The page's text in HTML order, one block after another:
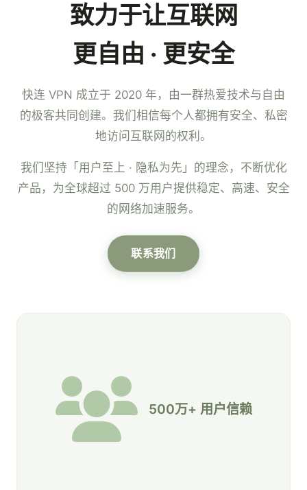
致力于让互联网
更自由 · 更安全
快连 VPN 成立于 2020 年，由一群热爱技术与自由
的极客共同创建。我们相信每个人都拥有安全、私密
地访问互联网的权利。
我们坚持「用户至上 · 隐私为先」的理念，不断优化
产品，为全球超过 500 万用户提供稳定、高速、安全
的网络加速服务。
联系我们
500万+ 用户信赖